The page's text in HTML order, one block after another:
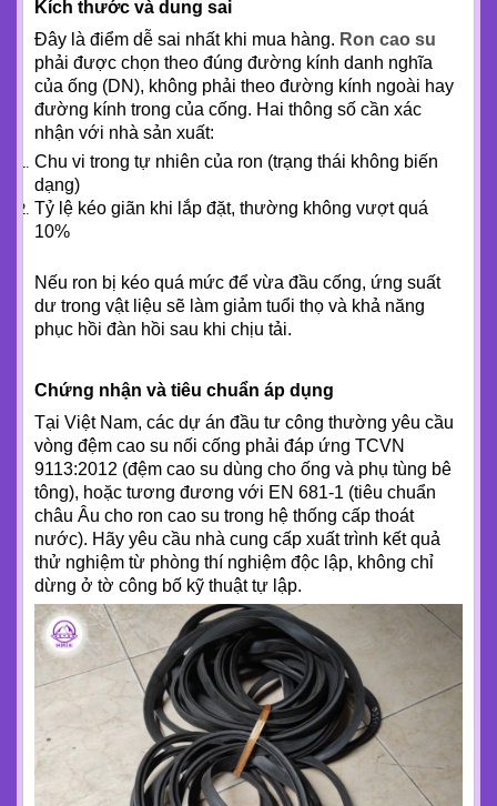
Kích thước và dung sai
Đây là điểm dễ sai nhất khi mua hàng. Ron cao su
phải được chọn theo đúng đường kính danh nghĩa
của ống (DN), không phải theo đường kính ngoài hay
đường kính trong của cống. Hai thông số cần xác
nhận với nhà sản xuất:
Chu vi trong tự nhiên của ron (trạng thái không biến
dạng)
Tỷ lệ kéo giãn khi lắp đặt, thường không vượt quá
10%
Nếu ron bị kéo quá mức để vừa đầu cống, ứng suất
dư trong vật liệu sẽ làm giảm tuổi thọ và khả năng
phục hồi đàn hồi sau khi chịu tải.
Chứng nhận và tiêu chuẩn áp dụng
Tại Việt Nam, các dự án đầu tư công thường yêu cầu
vòng đệm cao su nối cống phải đáp ứng TCVN
9113:2012 (đệm cao su dùng cho ống và phụ tùng bê
tông), hoặc tương đương với EN 681-1 (tiêu chuẩn
châu Âu cho ron cao su trong hệ thống cấp thoát
nước). Hãy yêu cầu nhà cung cấp xuất trình kết quả
thử nghiệm từ phòng thí nghiệm độc lập, không chỉ
dừng ở tờ công bố kỹ thuật tự lập.